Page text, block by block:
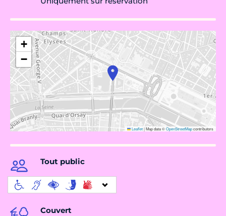
+
−
Leaflet|Map data ©OpenStreetMapcontributors
Tout public
Couvert